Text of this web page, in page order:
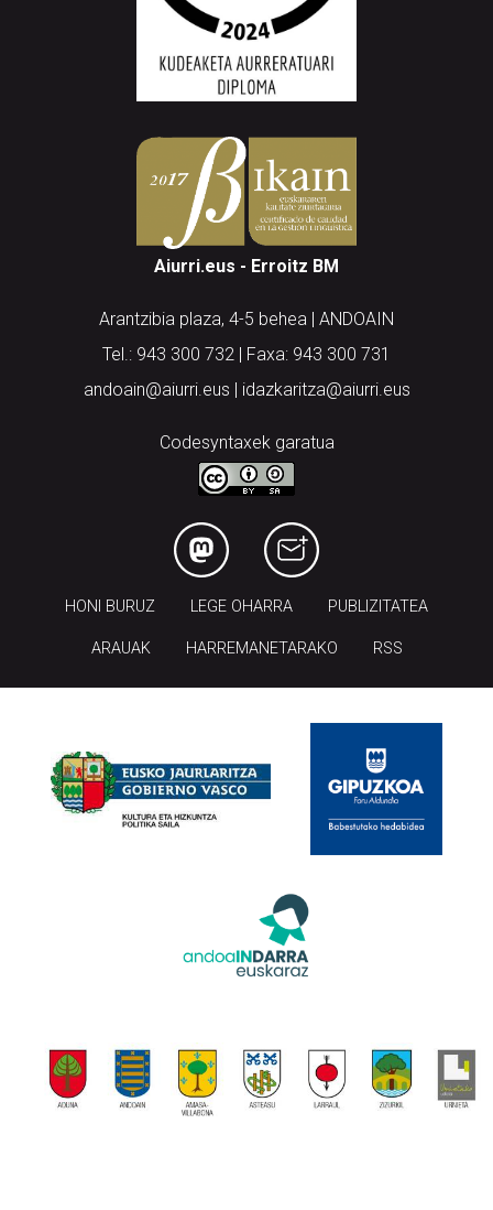
Aiurri.eus - Erroitz BM
Arantzibia plaza, 4-5 behea | ANDOAIN
Tel.: 943 300 732 | Faxa: 943 300 731
andoain@aiurri.eus | idazkaritza@aiurri.eus
Codesyntaxek garatua
HONI BURUZ LEGE OHARRA PUBLIZITATEA
ARAUAK HARREMANETARAKO RSS